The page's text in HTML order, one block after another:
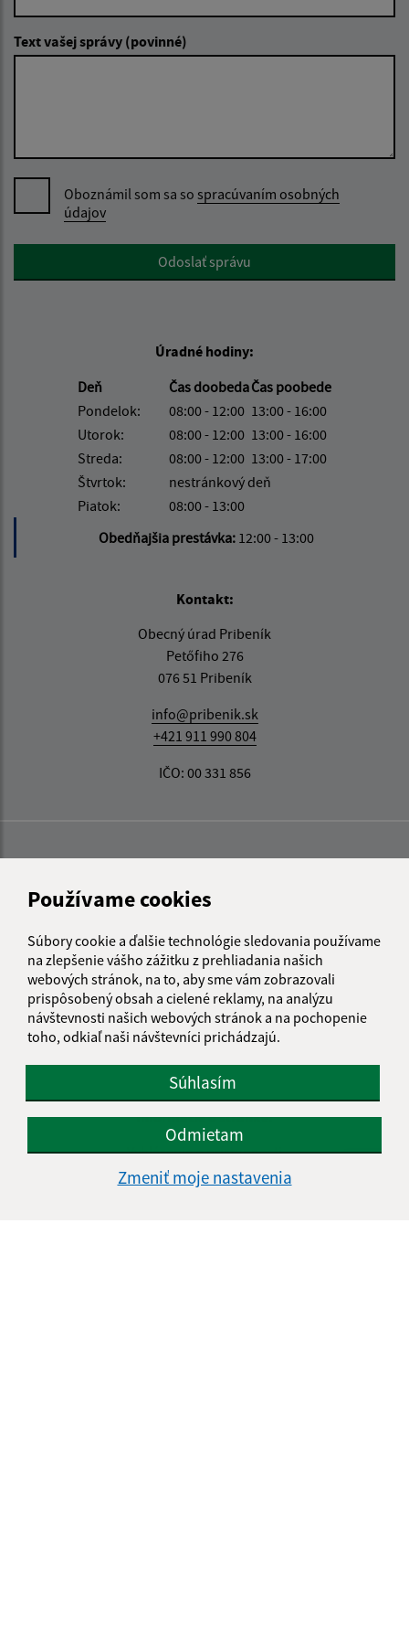
Používame cookies
Súbory cookie a ďalšie technológie sledovania používame
na zlepšenie vášho zážitku z prehliadania našich
webových stránok, na to, aby sme vám zobrazovali
prispôsobený obsah a cielené reklamy, na analýzu
návštevnosti našich webových stránok a na pochopenie
toho, odkiaľ naši návštevníci prichádzajú.
Súhlasím
Odmietam
Zmeniť moje nastavenia
Text vašej správy (povinné)
Oboznámil som sa so spracúvaním osobných
údajov
Google reCaptcha ResponseOdoslať správu
Úradné hodiny:
Deň
Čas doobedaČas poobede
Pondelok:
08:00 - 12:00 13:00 - 16:00
Utorok:
08:00 - 12:00 13:00 - 16:00
Streda:
08:00 - 12:00 13:00 - 17:00
Štvrtok:
nestránkový deň
Piatok:
08:00 - 13:00
Obedňajšia prestávka: 12:00 - 13:00
Kontakt:
Obecný úrad Pribeník
Petőfiho 276
076 51 Pribeník
info@pribenik.sk
+421 911 990 804
IČO: 00 331 856
Informácie o stránke:
Vyhlásenie o prístupnosti
Autorské práva